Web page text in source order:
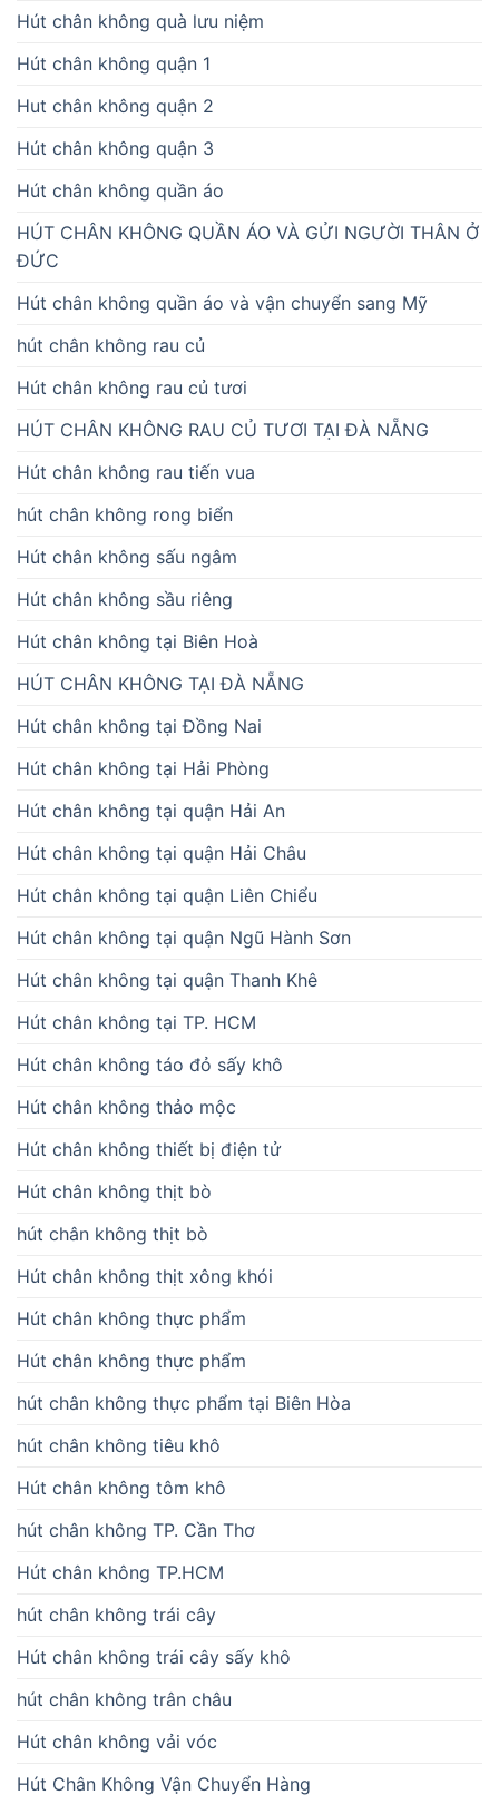
Hút chân không quà lưu niệm
Hút chân không quận 1
Hut chân không quận 2
Hút chân không quận 3
Hút chân không quần áo
HÚT CHÂN KHÔNG QUẦN ÁO VÀ GỬI NGƯỜI THÂN Ở
ĐỨC
Hút chân không quần áo và vận chuyển sang Mỹ
hút chân không rau củ
Hút chân không rau củ tươi
HÚT CHÂN KHÔNG RAU CỦ TƯƠI TẠI ĐÀ NẴNG
Hút chân không rau tiến vua
hút chân không rong biển
Hút chân không sấu ngâm
Hút chân không sầu riêng
Hút chân không tại Biên Hoà
HÚT CHÂN KHÔNG TẠI ĐÀ NẴNG
Hút chân không tại Đồng Nai
Hút chân không tại Hải Phòng
Hút chân không tại quận Hải An
Hút chân không tại quận Hải Châu
Hút chân không tại quận Liên Chiểu
Hút chân không tại quận Ngũ Hành Sơn
Hút chân không tại quận Thanh Khê
Hút chân không tại TP. HCM
Hút chân không táo đỏ sấy khô
Hút chân không thảo mộc
Hút chân không thiết bị điện tử
Hút chân không thịt bò
hút chân không thịt bò
Hút chân không thịt xông khói
Hút chân không thực phẩm
Hút chân không thực phẩm
hút chân không thực phẩm tại Biên Hòa
hút chân không tiêu khô
Hút chân không tôm khô
hút chân không TP. Cần Thơ
Hút chân không TP.HCM
hút chân không trái cây
Hút chân không trái cây sấy khô
hút chân không trân châu
Hút chân không vải vóc
Hút Chân Không Vận Chuyển Hàng